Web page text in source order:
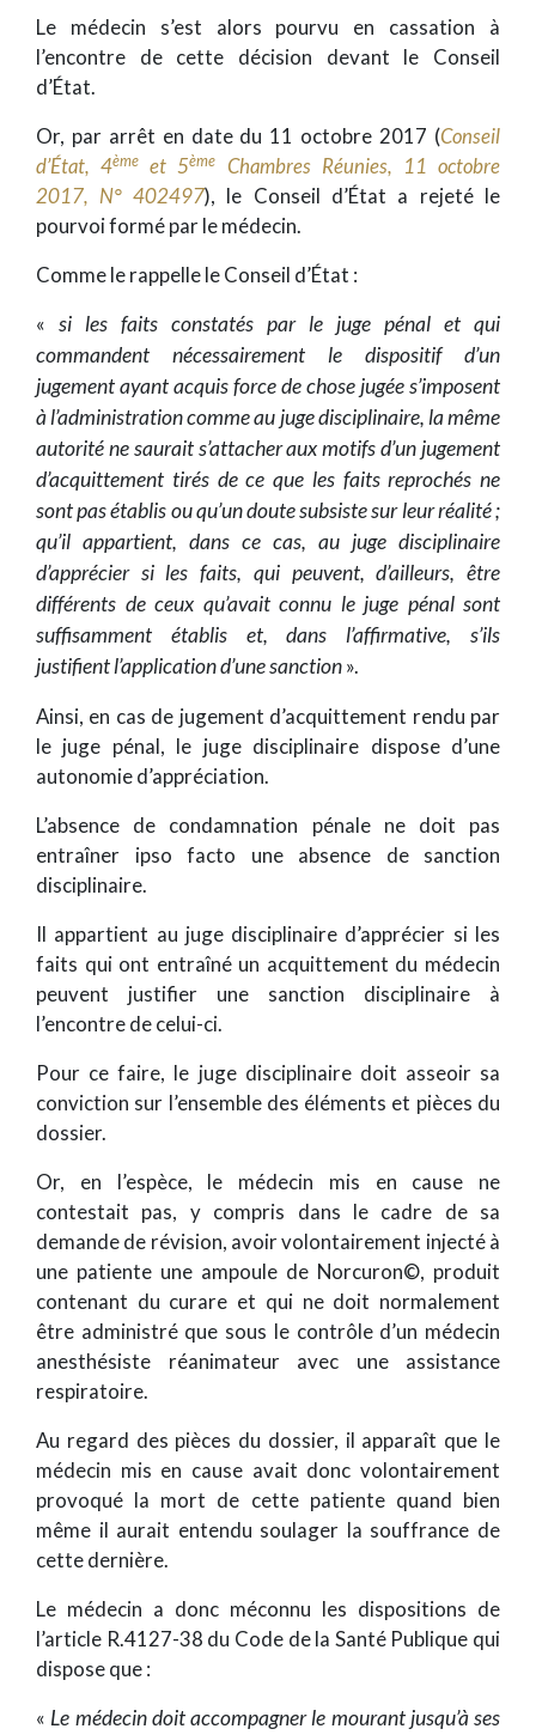
Le médecin s’est alors pourvu en cassation à
l’encontre de cette décision devant le Conseil
d’État.
Or, par arrêt en date du 11 octobre 2017 (Conseil
d’État, 4ème et 5ème
Chambres Réunies, 11 octobre
2017, N° 402497), le Conseil d’État a rejeté le
pourvoi formé par le médecin.
Comme le rappelle le Conseil d’État :
« si les faits constatés par le juge pénal et qui
commandent nécessairement le dispositif d’un
jugement ayant acquis force de chose jugée s’imposent
à l’administration comme au juge disciplinaire, la même
autorité ne saurait s’attacher aux motifs d’un jugement
d’acquittement tirés de ce que les faits reprochés ne
sont pas établis ou qu’un doute subsiste sur leur réalité ;
qu’il appartient, dans ce cas, au juge disciplinaire
d’apprécier si les faits, qui peuvent, d’ailleurs, être
différents de ceux qu’avait connu le juge pénal sont
suffisamment établis et, dans l’affirmative, s’ils
justifient l’application d’une sanction».
Ainsi, en cas de jugement d’acquittement rendu par
le juge pénal, le juge disciplinaire dispose d’une
autonomie d’appréciation.
L’absence de condamnation pénale ne doit pas
entraîner ipso facto une absence de sanction
disciplinaire.
Il appartient au juge disciplinaire d’apprécier si les
faits qui ont entraîné un acquittement du médecin
peuvent justifier une sanction disciplinaire à
l’encontre de celui-ci.
Pour ce faire, le juge disciplinaire doit asseoir sa
conviction sur l’ensemble des éléments et pièces du
dossier.
Or, en l’espèce, le médecin mis en cause ne
contestait pas, y compris dans le cadre de sa
demande de révision, avoir volontairement injecté à
une patiente une ampoule de Norcuron©, produit
contenant du curare et qui ne doit normalement
être administré que sous le contrôle d’un médecin
anesthésiste réanimateur avec une assistance
respiratoire.
Au regard des pièces du dossier, il apparaît que le
médecin mis en cause avait donc volontairement
provoqué la mort de cette patiente quand bien
même il aurait entendu soulager la souffrance de
cette dernière.
Le médecin a donc méconnu les dispositions de
l’article R.4127-38 du Code de la Santé Publique qui
dispose que :
« Le médecin doit accompagner le mourant jusqu’à ses